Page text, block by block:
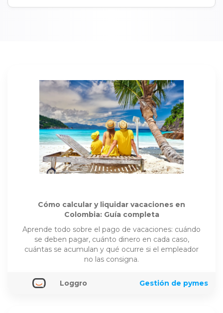
Cómo calcular y liquidar vacaciones en
Colombia: Guía completa
Aprende todo sobre el pago de vacaciones: cuándo
se deben pagar, cuánto dinero en cada caso,
cuántas se acumulan y qué ocurre si el empleador
no las consigna.
Loggro Gestión de pymes